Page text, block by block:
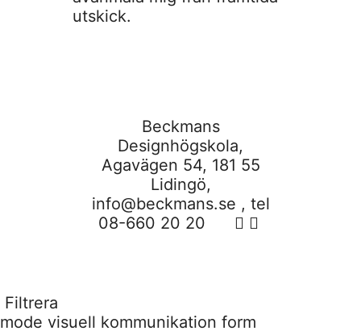
utskick.
Beckmans
Designhögskola,
Agavägen 54, 181 55
Lidingö,
info@beckmans.se , tel
08-660 20 20
Filtrera
mode visuell kommunikation form